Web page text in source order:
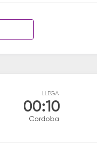
LLEGA
00:10
Cordoba